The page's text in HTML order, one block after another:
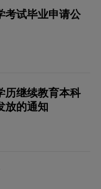
考试毕业申请公
历继续教育本科
放的通知